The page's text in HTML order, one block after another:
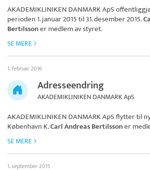
AKADEMIKLINIKEN DANMARK ApS
perioden 1. januar 2015 til 31. desember 2015.
Bertilssoner medlem av styret.
SE MERE
1. februar 2016
Adresseendring
AKADEMIKLINIKEN DANMARK ApS
AKADEMIKLINIKEN DANMARK ApSflytter til
København K.Carl Andreas Bertilssoner
SE MERE
1. september 2015